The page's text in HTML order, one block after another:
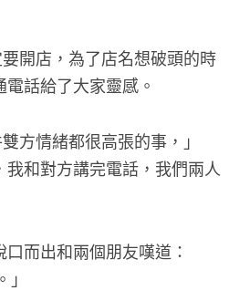
開店，為了店名想破頭的時
話給了大家靈感。
方情緒都很高張的事，」
和對方講完電話，我們兩人
而出和兩個朋友嘆道：